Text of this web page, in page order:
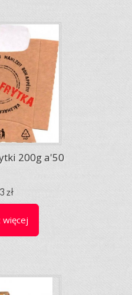
200g a'50
zł
więcej